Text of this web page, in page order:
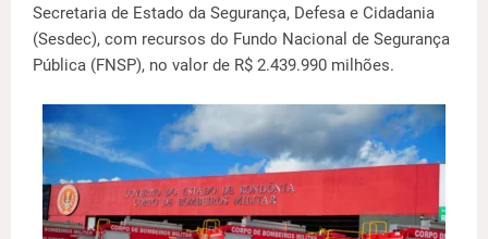
Secretaria de Estado da Segurança, Defesa e Cidadania
(Sesdec), com recursos do Fundo Nacional de Segurança
Pública (FNSP), no valor de R$ 2.439.990 milhões.